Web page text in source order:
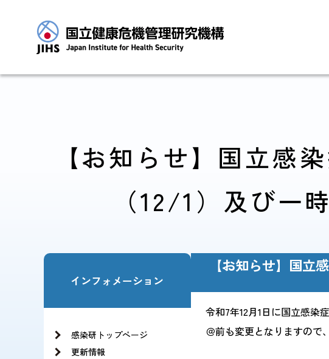
JIHSについて 診療・病院関係
お知らせ一覧
法人の基本構想
理念と基本方針
当サイトの利用方針・ソーシャルメディア運用ポリシー
【お知らせ】国立感
（12/1）及び一
インフォメーション
感染研トップページ
更新情報
【お知らせ】国立
令和7年12月1日に国立感染
＠前も変更となりますので